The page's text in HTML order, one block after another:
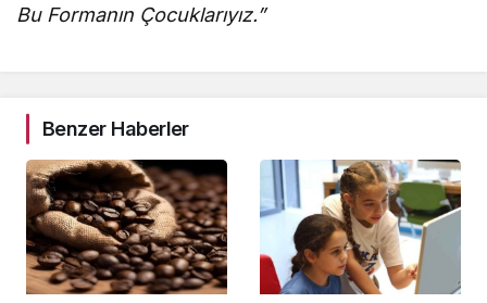
Bu Formanın Çocuklarıyız.”
Benzer Haberler